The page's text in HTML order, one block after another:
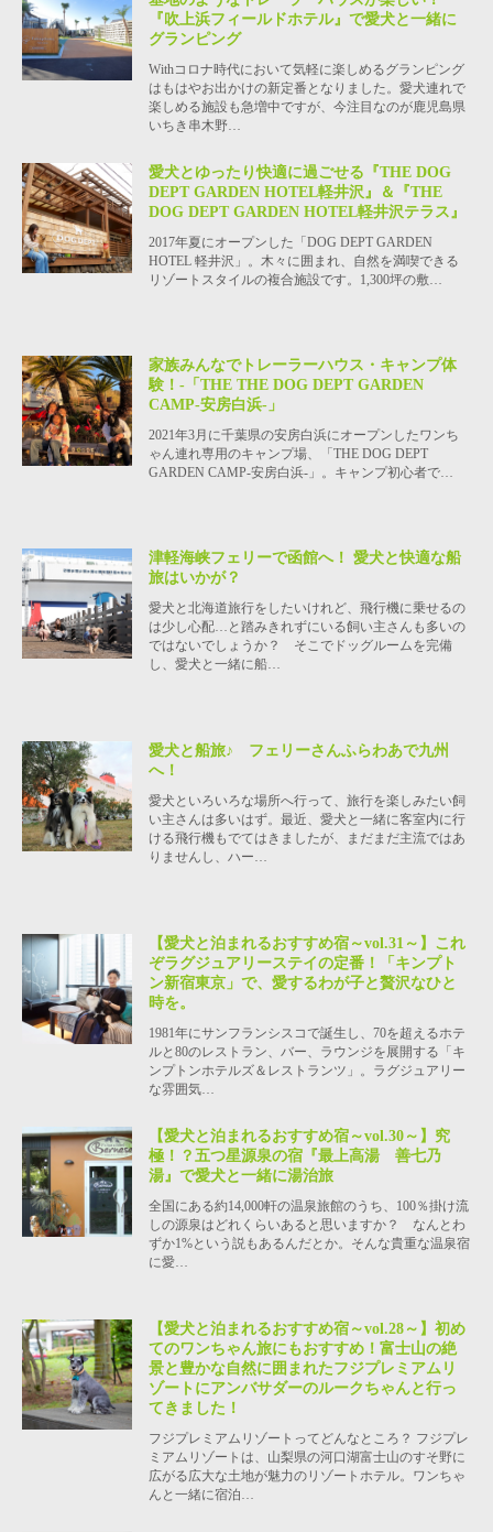
『吹上浜フィールドホテル』で愛犬と一緒に
グランピング
Withコロナ時代において気軽に楽しめるグランピング
はもはやお出かけの新定番となりました。愛犬連れで
楽しめる施設も急増中ですが、今注目なのが鹿児島県
いちき串木野…
愛犬とゆったり快適に過ごせる『THE DOG
DEPT GARDEN HOTEL軽井沢』＆『THE
DOG DEPT GARDEN HOTEL軽井沢テラス』
2017年夏にオープンした「DOG DEPT GARDEN
HOTEL 軽井沢」。木々に囲まれ、自然を満喫できる
リゾートスタイルの複合施設です。1,300坪の敷…
家族みんなでトレーラーハウス・キャンプ体
験！-「THE THE DOG DEPT GARDEN
CAMP-安房白浜-」
2021年3月に千葉県の安房白浜にオープンしたワンち
ゃん連れ専用のキャンプ場、「THE DOG DEPT
GARDEN CAMP-安房白浜-」。キャンプ初心者で…
津軽海峡フェリーで函館へ！ 愛犬と快適な船
旅はいかが？
愛犬と北海道旅行をしたいけれど、飛行機に乗せるの
は少し心配…と踏みきれずにいる飼い主さんも多いの
ではないでしょうか？ そこでドッグルームを完備
し、愛犬と一緒に船…
愛犬と船旅♪ フェリーさんふらわあで九州
へ！
愛犬といろいろな場所へ行って、旅行を楽しみたい飼
い主さんは多いはず。最近、愛犬と一緒に客室内に行
ける飛行機もでてはきましたが、まだまだ主流ではあ
りませんし、ハー…
【愛犬と泊まれるおすすめ宿～vol.31～】これ
ぞラグジュアリーステイの定番！「キンプト
ン新宿東京」で、愛するわが子と贅沢なひと
時を。
1981年にサンフランシスコで誕生し、70を超えるホテ
ルと80のレストラン、バー、ラウンジを展開する「キ
ンプトンホテルズ＆レストランツ」。ラグジュアリー
な雰囲気…
【愛犬と泊まれるおすすめ宿～vol.30～】究
極！？五つ星源泉の宿『最上高湯 善七乃
湯』で愛犬と一緒に湯治旅
全国にある約14,000軒の温泉旅館のうち、100％掛け流
しの源泉はどれくらいあると思いますか？ なんとわ
ずか1%という説もあるんだとか。そんな貴重な温泉宿
に愛…
【愛犬と泊まれるおすすめ宿～vol.28～】初め
てのワンちゃん旅にもおすすめ！富士山の絶
景と豊かな自然に囲まれたフジプレミアムリ
ゾートにアンバサダーのルークちゃんと行っ
てきました！
フジプレミアムリゾートってどんなところ？ フジプレ
ミアムリゾートは、山梨県の河口湖富士山のすそ野に
広がる広大な土地が魅力のリゾートホテル。ワンちゃ
んと一緒に宿泊…